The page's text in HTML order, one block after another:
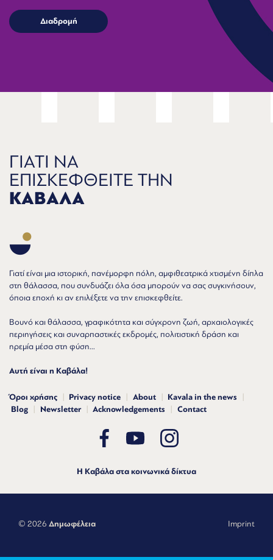
ΓΙΑΤΙ ΝΑ
ΕΠΙΣΚΕΦΘΕΙΤΕ ΤΗΝ
ΚΑΒΑΛΑ
Γιατί είναι μια ιστορική, πανέμορφη πόλη, αμφιθεατρικά χτισμένη δίπλα
στη θάλασσα, που συνδυάζει όλα όσα μπορούν να σας συγκινήσουν,
όποια εποχή κι αν επιλέξετε να την επισκεφθείτε.
Βουνό και θάλασσα, γραφικότητα και σύγχρονη ζωή, αρχαιολογικές
περιηγήσεις και συναρπαστικές εκδρομές, πολιτιστική δράση και
ηρεμία μέσα στη φύση...
Αυτή είναι η Καβάλα!
Όροι χρήσης Privacy notice About
Kavala in the news
Blog
Newsletter Acknowledgements Contact
Η Καβάλα στα κοινωνικά δίκτυα
© 2026 Δημωφέλεια Imprint